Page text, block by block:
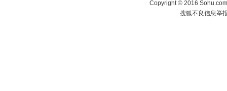
Copyright©2016
搜狐不良信息举